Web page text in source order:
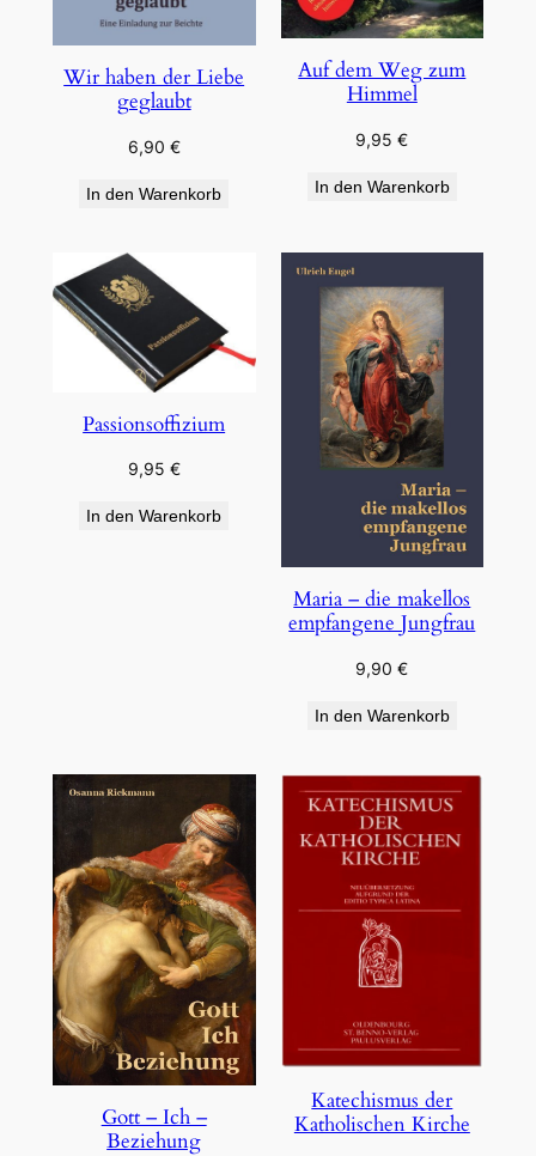
Wir haben der Liebe
geglaubt
6,90 €
In den Warenkorb
Auf dem Weg zum
Himmel
9,95€
In den Warenkorb
Passionsoffizium
9,95 €
In den Warenkorb
Maria – die makellos
empfangene Jungfrau
9,90€
In den Warenkorb
Gott – Ich –
Beziehung
Katechismus der
Katholischen Kirche